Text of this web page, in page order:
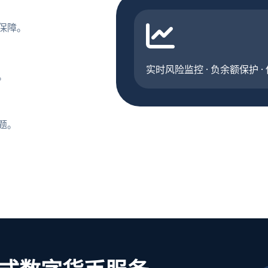
。
实时风险监控 · 负余额保护 ·